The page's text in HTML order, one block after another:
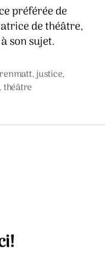
préférée de
de théâtre,
son sujet.
,justice,
, théâtre